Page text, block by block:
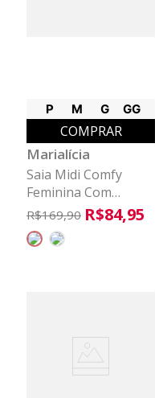
P M G GG
COMPRAR
Marialícia
Saia Midi Comfy
Feminina Com
Bolsos Marialícia
Bege
R$169,90 R$84,95